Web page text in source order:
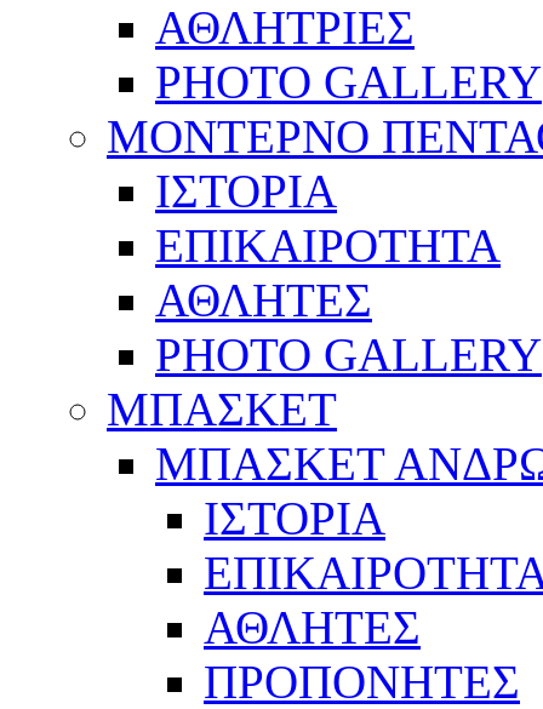
ΑΘΛΗΤΡΙΕΣ
PHOTO GALLERY
ΜΟΝΤΕΡΝΟ
ΙΣΤΟΡΙΑ
ΕΠΙΚΑΙΡΟΤΗΤΑ
ΑΘΛΗΤΕΣ
PHOTO GALLERY
ΜΠΑΣΚΕΤ
ΜΠΑΣΚΕΤ
ΙΣΤΟΡΙΑ
ΑΘΛΗΤΕΣ
ΠΡΟΠΟΝΗΤΕΣ